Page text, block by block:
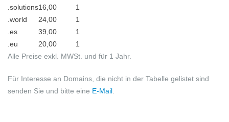
.solutions16,00
1
.world
24,00
1
.es
39,00
1
.eu
20,00
1
Alle Preise exkl. MWSt. und für 1 Jahr.
Für Interesse an Domains, die nicht in der Tabelle gelistet sind
senden Sie und bitte eine E-Mail